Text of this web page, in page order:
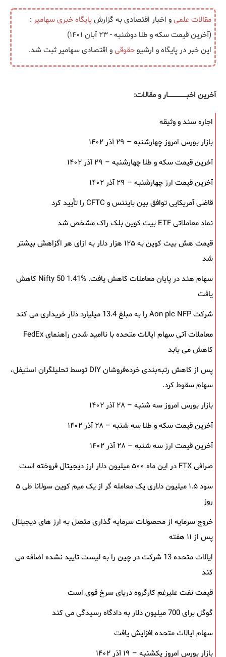
مقالات علمیو اخبار اقتصادی به گزارشپایگاه خبریسهامیر :
(آخرین قیمت سکه و طلا دوشنبه - ۲۳ آبان ۱۴۰۱)
این خبر در پایگاه و ارشیوحقوقیو اقتصادی سهامیر ثبت شد.
آخرین اخبــــــــــــــــــار و مقالات:
اجاره سند و وثیقه
بازار بورس امروز چهارشنبه – ۲۹ آذر ۱۴۰۲
آخرین قیمت سکه و طلا چهارشنبه – ۲۹ آذر ۱۴۰۲
آخرین قیمت ارز چهارشنبه – ۲۹ آذر ۱۴۰۲
قاضی آمریکایی توافق بین بایننس و CFTC را تأیید کرد
نماد معاملاتی ETF بیت کوین بلک ‌راک مشخص شد
قیمت هش بیت کوین به ۱۲۵ هزار دلار به‌ ازای هر اگزاهش بیشتر
شد
سهام هند در پایان معاملات کاهش یافت. Nifty 50 1.41% کاهش
یافت
شرکت Aon plc NFP را به مبلغ 13.4 میلیارد دلار خریداری می کند
معاملات آتی سهام ایالات متحده با ناامید شدن راهنمای FedEx
کاهش می یابد
پس از کاهش رتبه‌بندی خرده‌فروشان DIY توسط تحلیلگران استیفل،
سهام سقوط کرد.
بازار بورس امروز سه شنبه – ۲۸ آذر ۱۴۰۲
آخرین قیمت سکه و طلا سه شنبه – ۲۸ آذر ۱۴۰۲
آخرین قیمت ارز سه شنبه – ۲۸ آذر ۱۴۰۲
صرافی FTX در این ماه ۵۰۰ میلیون دلار ارز دیجیتال فروخته است
سود ۱.۵ میلیون دلاری یک معامله ‌گر از یک میم‌ کوین سولانا طی ۵
روز
خروج سرمایه از محصولات سرمایه ‌گذاری متصل به ارز های دیجیتال
پس از ۱۱ هفته
ایالات متحده 13 شرکت در چین را به لیست تایید نشده اضافه می
کند
قیمت نفت علیرغم کارگروه دریای سرخ قوی است
گوگل برای 700 میلیون دلار به دادگاه رسیدگی می کند
سهام ایالات متحده افزایش یافت
بازار بورس امروز یکشنبه – ۱۹ آذر ۱۴۰۲